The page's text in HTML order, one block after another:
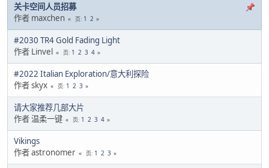
关卡空间人员招募
作者 maxchen
页 1 2
#2030 TR4 Gold Fading Light
作者 Linvel
页 1 2 3 4
#2022 Italian Exploration/意大利探险
作者 skyx
页 1 2 3
请大家推荐几部大片
作者 温柔一键
页 1 2 3 4
Vikings
作者 astronomer
页 1 2 3